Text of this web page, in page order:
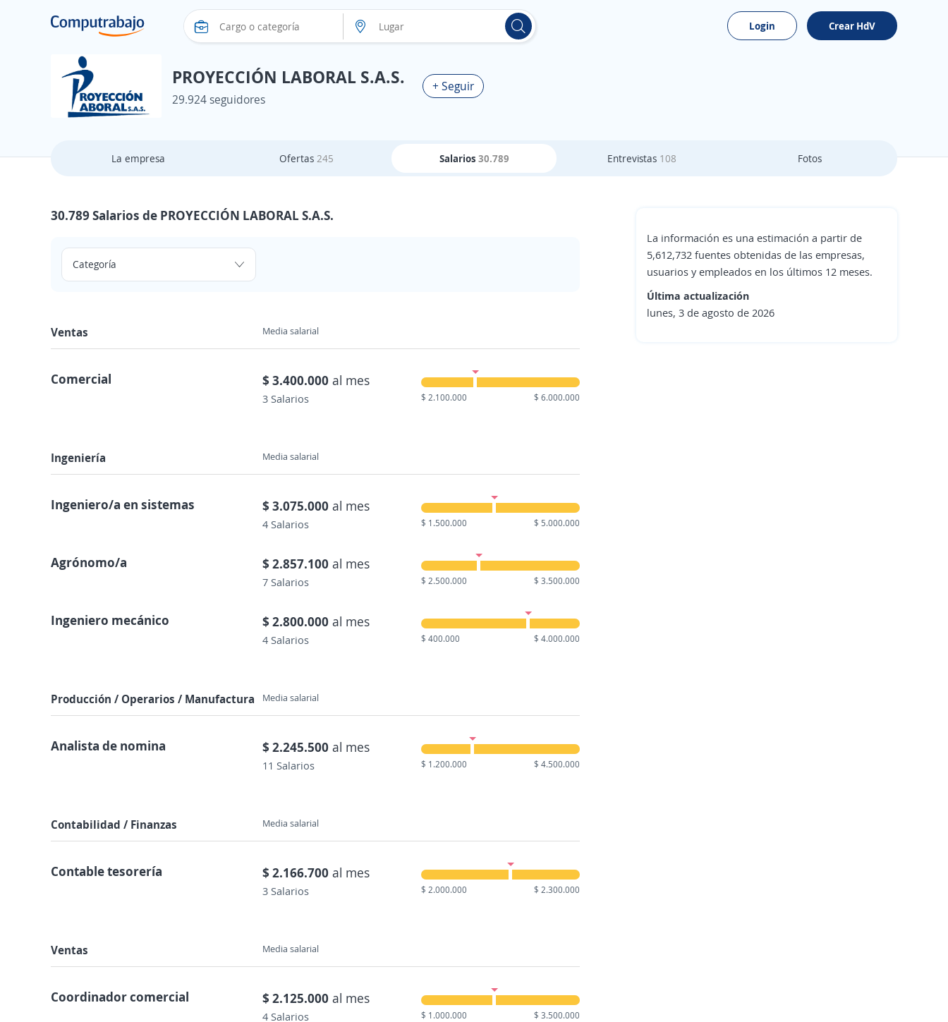
Login Crear HdV
PROYECCIÓN LABORAL S.A.S.
29.924 seguidores
+ Seguir
La empresa Ofertas 245 Salarios 30.789 Entrevistas 108 Fotos
30.789 Salarios de PROYECCIÓN LABORAL S.A.S.
Ventas Media salarial
Comercial $ 3.400.000 al mes
3 Salarios $ 2.100.000 $ 6.000.000
Ingeniería Media salarial
Ingeniero/a en sistemas $ 3.075.000 al mes
4 Salarios $ 1.500.000 $ 5.000.000
Agrónomo/a $ 2.857.100 al mes
7 Salarios $ 2.500.000 $ 3.500.000
Ingeniero mecánico $ 2.800.000 al mes
4 Salarios $ 400.000 $ 4.000.000
Producción / Operarios / Manufactura Media salarial
Analista de nomina $ 2.245.500 al mes
11 Salarios $ 1.200.000 $ 4.500.000
Contabilidad / Finanzas Media salarial
Contable tesorería $ 2.166.700 al mes
3 Salarios $ 2.000.000 $ 2.300.000
Ventas Media salarial
Coordinador comercial $ 2.125.000 al mes
4 Salarios $ 1.000.000 $ 3.500.000
La información es una estimación a partir de
5,612,732 fuentes obtenidas de las empresas,
usuarios y empleados en los últimos 12 meses.
Última actualización
lunes, 3 de agosto de 2026